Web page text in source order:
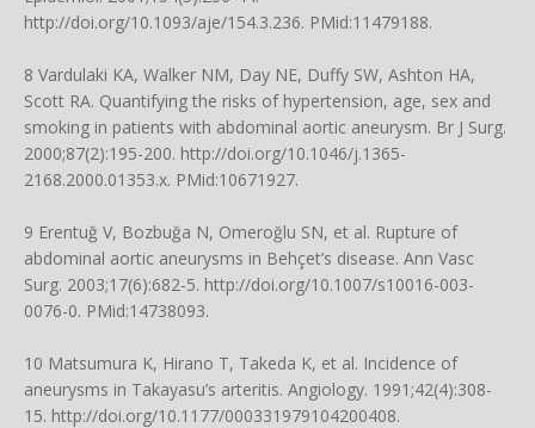
http://doi.org/10.1093/aje/154.3.236. PMid:11479188.
8 Vardulaki KA, Walker NM, Day NE, Duffy SW, Ashton HA,
Scott RA. Quantifying the risks of hypertension, age, sex and
smoking in patients with abdominal aortic aneurysm. Br J Surg.
2000;87(2):195-200. http://doi.org/10.1046/j.1365-
2168.2000.01353.x. PMid:10671927.
9 Erentuğ V, Bozbuğa N, Omeroğlu SN, et al. Rupture of
abdominal aortic aneurysms in Behçet’s disease. Ann Vasc
Surg. 2003;17(6):682-5. http://doi.org/10.1007/s10016-003-
0076-0. PMid:14738093.
10 Matsumura K, Hirano T, Takeda K, et al. Incidence of
aneurysms in Takayasu’s arteritis. Angiology. 1991;42(4):308-
15. http://doi.org/10.1177/000331979104200408.